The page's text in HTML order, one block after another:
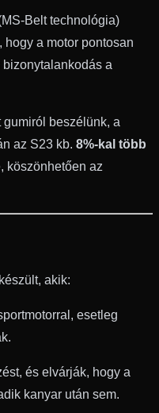
Belt technológia)
hogy a motor pontosan
a
gumiról beszélünk, a
az S23 kb. 8%-kal több
köszönhetően az
akik:
esetleg
és elvárják, hogy a
kanyar után sem.